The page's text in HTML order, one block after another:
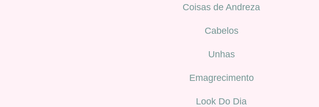
Coisas de Andreza
Cabelos
Unhas
Emagrecimento
Look Do Dia